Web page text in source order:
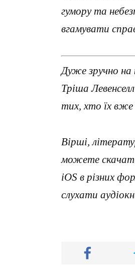
гумору та
вгамувати
Дуже зручно на
Тріша
тих, хто їх
Вірші,
можете
iOS в різних
слухати